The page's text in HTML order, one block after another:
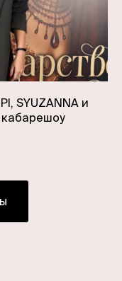
SYUZANNA и
кабарешоу